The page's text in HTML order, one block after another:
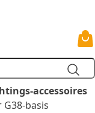
accessoires
basis